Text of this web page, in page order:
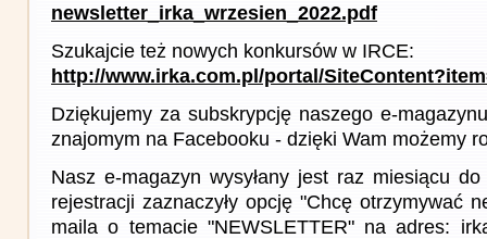
newsletter_irka_wrzesien_2022.pdf
Szukajcie też nowych konkursów w IRCE:
http://www.irka.com.pl/portal/
Dziękujemy za subskrypcję naszego e-
znajomym na Facebooku - dzięki Wam możemy
Nasz e-magazyn wysyłany jest raz miesiącu
rejestracji zaznaczyły opcję "Chcę otrzymywać
maila o temacie "NEWSLETTER" na adres: